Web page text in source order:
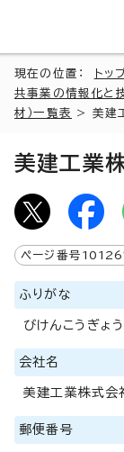
現在の位置： トッ
共事業の情報化と
材）一覧表
> 美建
美建工業
ページ番号
ふりがな
びけんこうぎょ
会社名
美建工業株式会
郵便番号